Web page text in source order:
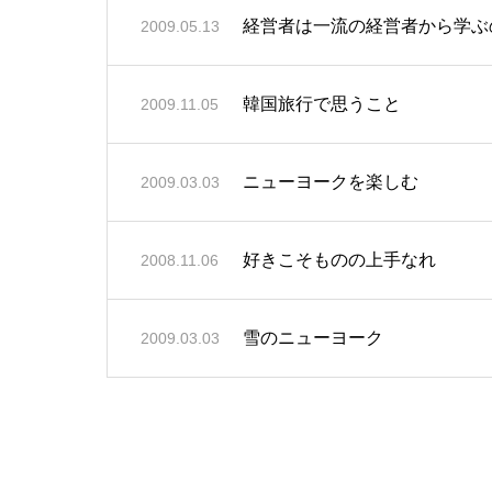
2009.05.13 経営者は一流の経営者から学
2009.11.05 韓国旅行で思うこと
2009.03.03 ニューヨークを楽しむ
2008.11.06 好きこそものの上手なれ
2009.03.03 雪のニューヨーク